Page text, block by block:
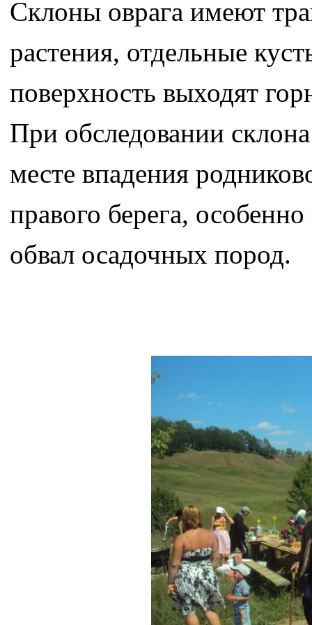
Склоны оврага имеют
растения, отдельные
поверхность выходят
При обследовании
месте впадения
правого берега,
обвал осадочных пород.